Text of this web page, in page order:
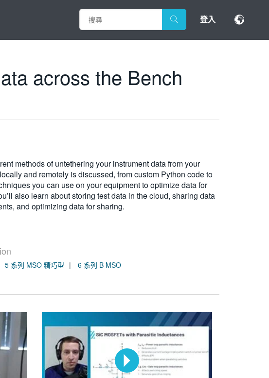
登入
across the Bench
methods of untethering your instrument data from your
and remotely is discussed, from custom Python code to
you can use on your equipment to optimize data for
also learn about storing test data in the cloud, sharing data
and optimizing data for sharing.
5 系列 MSO 精巧型 6 系列 B MSO